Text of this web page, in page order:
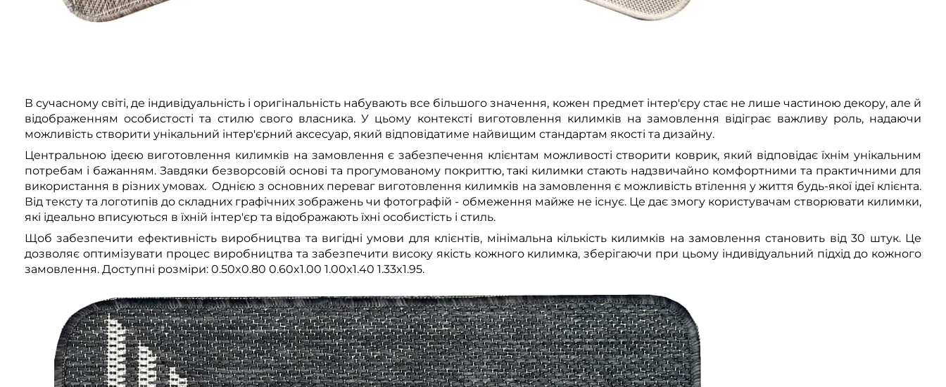
В сучасному світі, де індивідуальність і оригінальність набувають все більшого значення, кожен предмет інтер'єру стає не лише частиною декору, але й
відображенням особистості та стилю свого власника. У цьому контексті виготовлення килимків на замовлення відіграє важливу роль, надаючи
можливість створити унікальний інтер'єрний аксесуар, який відповідатиме найвищим стандартам якості та дизайну.
Центральною ідеєю виготовлення килимків на замовлення є забезпечення клієнтам можливості створити коврик, який відповідає їхнім унікальним
потребам і бажанням. Завдяки безворсовій основі та прогумованому покриттю, такі килимки стають надзвичайно комфортними та практичними для
використання в різних умовах. Однією з основних переваг виготовлення килимків на замовлення є можливість втілення у життя будь-якої ідеї клієнта.
Від тексту та логотипів до складних графічних зображень чи фотографій - обмеження майже не існує. Це дає змогу користувачам створювати килимки,
які ідеально вписуються в їхній інтер'єр та відображають їхні особистість і стиль.
Щоб забезпечити ефективність виробництва та вигідні умови для клієнтів, мінімальна кількість килимків на замовлення становить від 30 штук. Це
дозволяє оптимізувати процес виробництва та забезпечити високу якість кожного килимка, зберігаючи при цьому індивідуальний підхід до кожного
замовлення. Доступні розміри: 0.50x0.80 0.60x1.00 1.00x1.40 1.33x1.95.